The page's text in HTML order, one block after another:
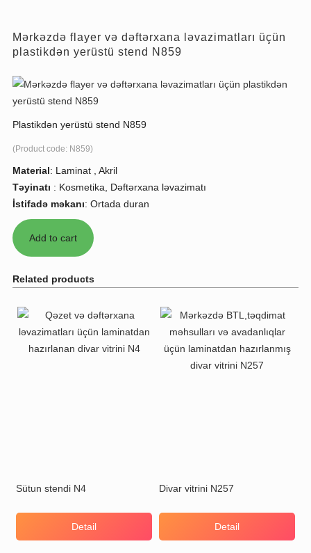
Mərkəzdə flayer və dəftərxana ləvazimatları üçün
plastikdən yerüstü stend N859
Plastikdən yerüstü stend N859
(Product code: N859)
Material: Laminat , Akril
Təyinatı : Kosmetika, Dəftərxana ləvazimatı
İstifadə məkanı: Ortada duran
Related products
Sütun stendi N4
Detail
Divar vitrini N257
Detail